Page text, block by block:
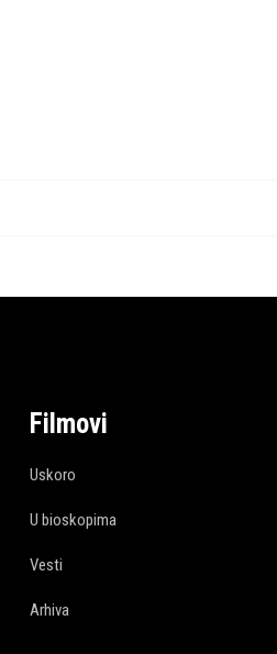
Filmovi
Uskoro
U bioskopima
Vesti
Arhiva